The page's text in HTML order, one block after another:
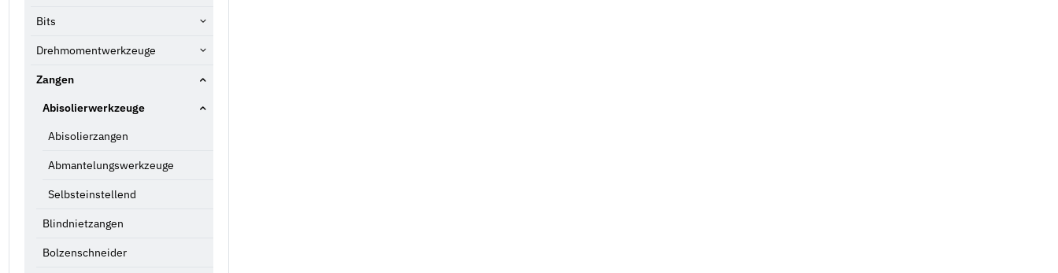
Bits
Drehmomentwerkzeuge
Zangen
Abisolierwerkzeuge
Abisolierzangen
Abmantelungswerkzeuge
Selbsteinstellend
Blindnietzangen
Bolzenschneider